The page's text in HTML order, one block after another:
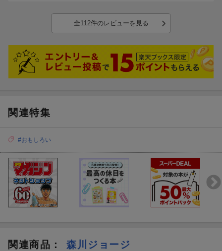
全112件のレビューを見る
関連特集
#おもしろい
関連商品 ： 森川ジョージ